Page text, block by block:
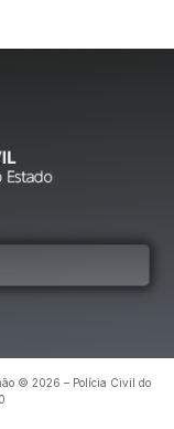
© 2026 – Polícia Civil do